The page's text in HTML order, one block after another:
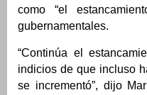
como “el
gubernamentales.
“Continúa el
indicios de que incluso
se incrementó”, dijo